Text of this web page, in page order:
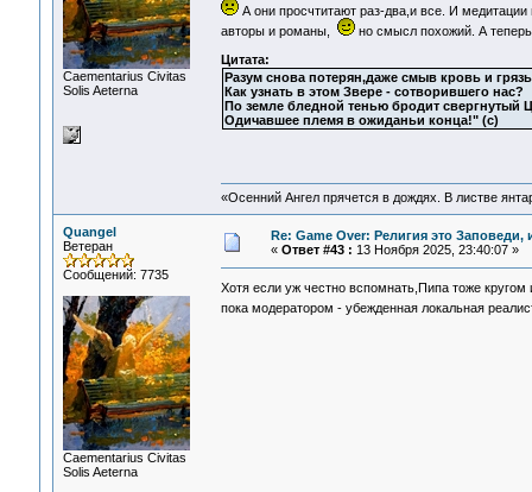
Сaementarius Civitas
Solis Aeterna
А они просчтитают раз-два,и все. И
авторы и романы,
но смысл похожий. А
Цитата:
Разум снова потерян,даже смыв кровь и
Как узнать в этом Звере - сотворившего нас?
По земле бледной тенью бродит свергнутый
Одичавшее племя в ожиданьи конца!" (с)
«Осенний Ангел прячется в дождях. В листве
Quangel
Ветеран
Сообщений: 7735
Сaementarius Civitas
Solis Aeterna
Re: Game Over: Религия это Заповеди,
« Ответ #43 : 13 Ноября 2025, 23:40:07 »
Хотя если уж честно вспомнать,Пипа тоже
пока модератором - убежденная локальная